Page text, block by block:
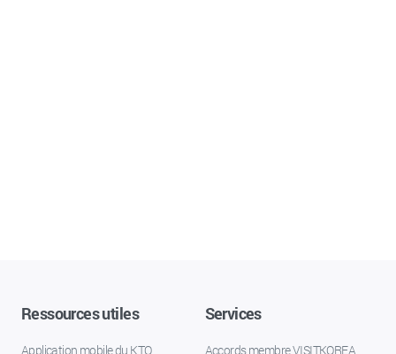
Ressources utiles
Application mobile du KTO
Services
Accords membre VISITKOREA